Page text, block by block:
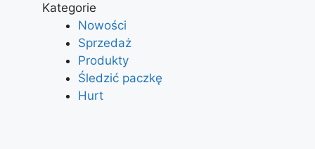
Kategorie
Nowości
Sprzedaż
Produkty
Śledzić paczkę
Hurt